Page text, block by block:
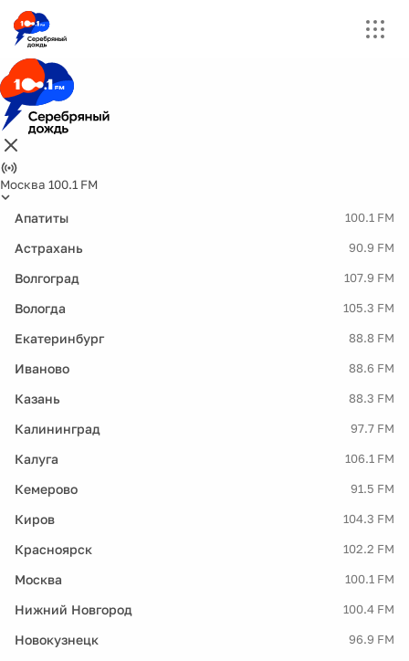
Москва 100.1 FM
Апатиты 100.1 FM
Астрахань 90.9 FM
Волгоград 107.9 FM
Вологда 105.3 FM
Екатеринбург 88.8 FM
Иваново 88.6 FM
Казань 88.3 FM
Калининград 97.7 FM
Калуга 106.1 FM
Кемерово 91.5 FM
Киров 104.3 FM
Красноярск 102.2 FM
Москва 100.1 FM
Нижний Новгород 100.4 FM
Новокузнецк 96.9 FM